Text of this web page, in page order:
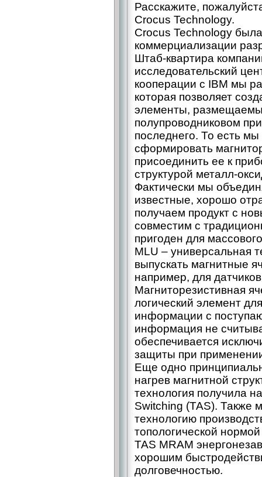
Расскажите,
Crocus Technology.
Crocus Technology
коммерциализации
Штаб-квартира
исследовательский
кооперации с IBM мы
которая позволяет
элементы,
полупроводниковом
последнего. То есть
сформировать
присоединить ее к
структурой металл-
Фактически мы
известные, хорошо
получаем продукт с
совместим с
пригоден для
MLU – универсальная
выпускать магнитные
например, для
Магниторезистивная
логический элемент
информации с
информация не
обеспечивается
защиты при
Еще одно
нагрев магнитной
технология получила
Switching (TAS). Также
технологию
топологической
TAS MRAM
хорошим
долговечностью.